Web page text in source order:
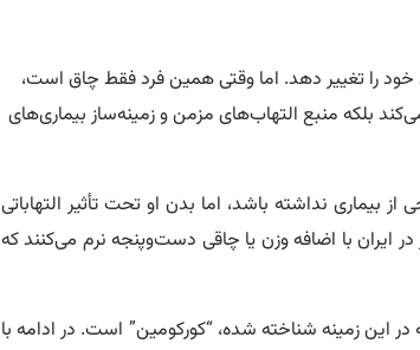
خود را تغییر دهد. اما وقتی همین فرد فقط چاق است،
بلکه منبع التهاب‌های مزمن و زمینه‌ساز بیماری‌های
نداشته باشد، اما بدن او تحت تأثیر التهاباتی
نوع ۲، کبد چرب، بیماری‌های قلبی و حتی سرطان شوند. طبق آمارها، بیش از ۲۹ میلیون نفر در ایران با اضافه وزن یا چاقی دست‌وپنجه نرم می‌کنند که
این زمینه شناخته شده، “کورکومین” است. در ادامه با